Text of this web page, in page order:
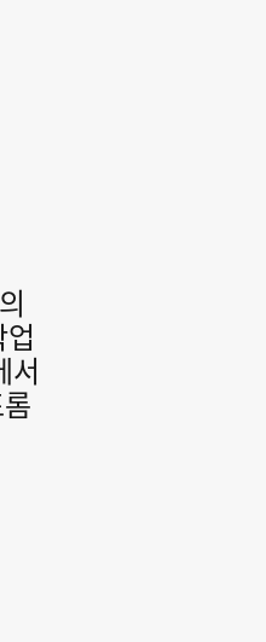
서